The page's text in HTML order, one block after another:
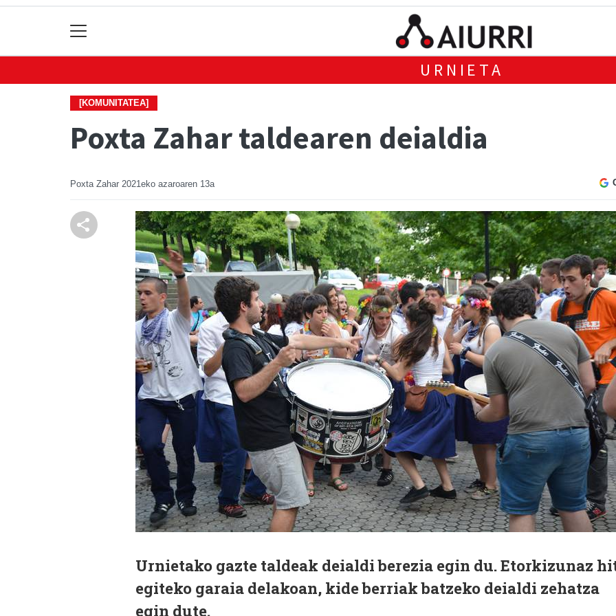
URNIETA
[KOMUNITATEA]
Poxta Zahar taldearen deialdia
Poxta Zahar 2021eko azaroaren 13a
Urnietako gazte taldeak deialdi berezia egin du. Etorkizunaz
egiteko garaia delakoan, kide berriak batzeko deialdi zehatza
egin dute.